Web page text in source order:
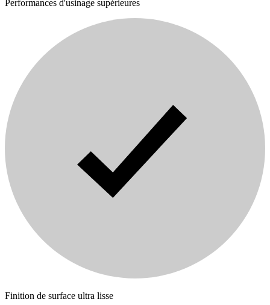
Performances d'usinage supérieures
Finition de surface ultra lisse